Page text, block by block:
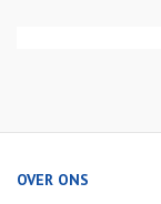
OVER ONS